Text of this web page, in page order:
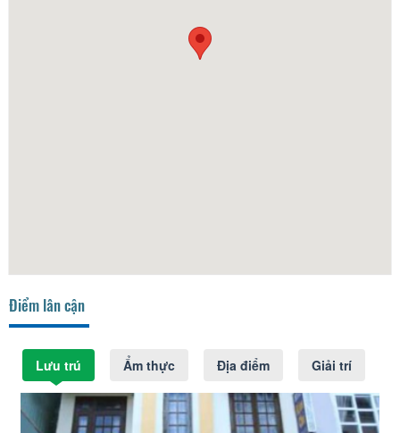
Điểm lân cận
Lưu trú Ẩm thực Địa điểm Giải trí